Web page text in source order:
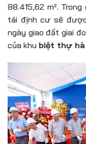
88.415,62 m².
tái định cư sẽ
ngày giao đất giai
của khu biệt thự